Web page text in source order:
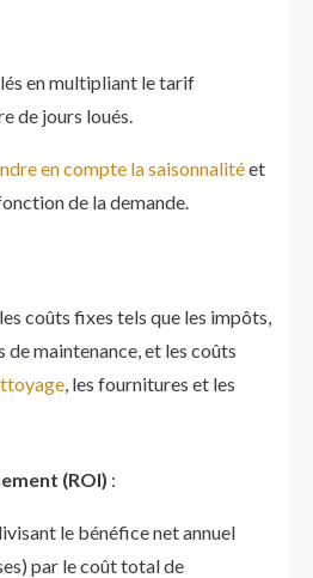
en multipliant le tarif
de jours loués.
en compte la saisonnalitéet
de la demande.
coûts fixes tels que les impôts,
de maintenance, et les coûts
, les fournitures et les
(ROI) :
le bénéfice net annuel
par le coût total de